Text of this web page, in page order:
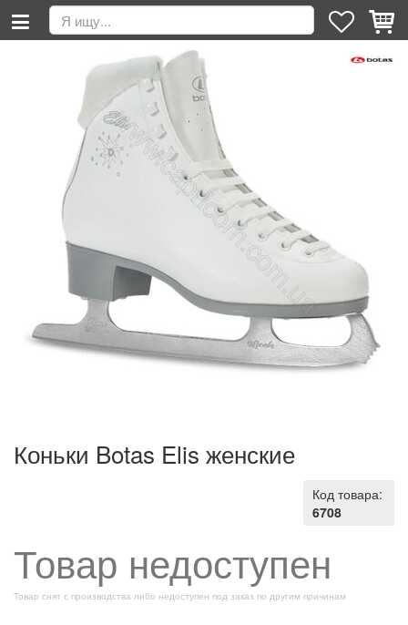
Коньки Botas Elis женские
Код товара:
6708
Товар недоступен
Товар снят с производства либо недоступен под заказ по другим причинам